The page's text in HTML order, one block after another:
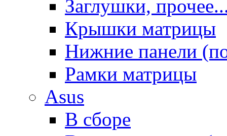
Заглушки,
Крышки матрицы
Нижние панели
Рамки матрицы
Asus
В сборе